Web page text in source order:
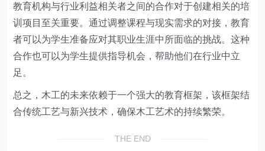
教育机构与行业利益相关者之间的合作对于创建相关的培
训项目至关重要。通过调整课程与现实需求的对接，教育
者可以为学生准备应对其职业生涯中所面临的挑战。这种
合作也可以为学生提供指导机会，帮助他们在行业中立
足。
总之，木工的未来依赖于一个强大的教育框架，该框架结
合传统工艺与新兴技术，确保木工艺术的持续繁荣。
THE END